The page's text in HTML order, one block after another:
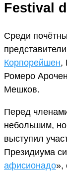
Festival
Среди
Корпорейшен,
Ромеро
Мешков.
Перед
небольшим,
выступил
Президиума
афисионадо»,